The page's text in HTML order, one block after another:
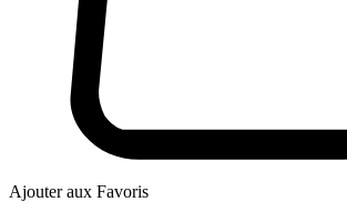
Ajouter aux Favoris